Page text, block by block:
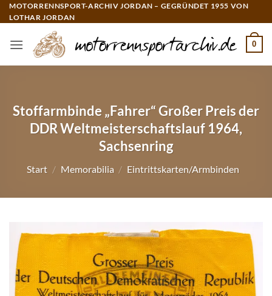
Zum
Inhalt
MOTORRENNSPORT-ARCHIV JORDAN – GEGRÜNDET 1955 VON
LOTHAR JORDAN
0
Stoffarmbinde „Fahrer“ Großer Preis der
DDR Weltmeisterschaftslauf 1964,
Sachsenring
Start / Memorabilia / Eintrittskarten/Armbinden